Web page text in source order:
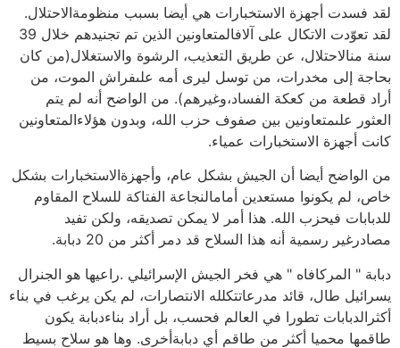
لقد فسدت أجهزة الاستخبارات هي أيضا بسبب منظومةالاحتلال.
لقد تعوّدت الاتكال على آلافالمتعاونين الذين تم تجنيدهم خلال 39
سنة منالاحتلال، عن طريق التعذيب، الرشوة والاستغلال(من كان
بحاجة إلى مخدرات، من توسل ليرى أمه علىفراش الموت، من
أراد قطعة من كعكة الفساد،وغيرهم). من الواضح أنه لم يتم
العثور علىمتعاونين بين صفوف حزب الله، وبدون هؤلاءالمتعاونين
كانت أجهزة الاستخبارات عمياء.
من الواضح أيضا أن الجيش بشكل عام، وأجهزةالاستخبارات بشكل
خاص، لم يكونوا مستعدين أمامالنجاعة الفتاكة للسلاح المقاوم
للدبابات فيحزب الله. هذا أمر لا يمكن تصديقه، ولكن تفيد
مصادرغير رسمية أنه هذا السلاح قد دمر أكثر من 20 دبابة.
دبابة " المركافاه " هي فخر الجيش الإسرائيلي .راعيها هو الجنرال
يسرائيل طال، قائد مدرعاتتكلله الانتصارات، لم يكن يرغب في بناء
أكثرالدبابات تطورا في العالم فحسب، بل أراد بناءدبابة يكون
طاقمها محميا أكثر من طاقم أي دبابةأخرى. وها هو سلاح بسيط